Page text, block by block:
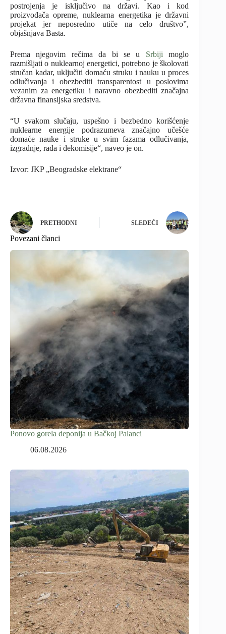
postrojenja je isključivo na državi. Kao i kod
proizvođača opreme, nuklearna energetika je državni
projekat jer neposredno utiče na celo društvo”,
objašnjava Basta.
Prema njegovim rečima da bi se u Srbiji moglo
razmišljati o nuklearnoj energetici, potrebno je školovati
stručan kadar, uključiti domaću struku i nauku u proces
odlučivanja i obezbediti transparentost u poslovima
vezanim za energetiku i naravno obezbediti značajna
državna finansijska sredstva.
“U svakom slučaju, uspešno i bezbedno korišćenje
nuklearne energije podrazumeva značajno učešće
domaće nauke i struke u svim fazama odlučivanja,
izgradnje, rada i dekomisije“, naveo je on.
Izvor: JKP „Beogradske elektrane“
PRETHODNI SLEDEĆI
Povezani članci
Ponovo gorela deponija u Bačkoj Palanci
06.08.2026